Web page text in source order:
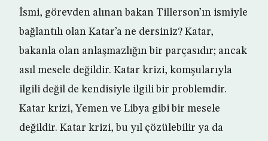
İsmi, görevden alınan bakan Tillerson’ın ismiyle
bağlantılı olan Katar’a ne dersiniz? Katar,
bakanla olan anlaşmazlığın bir parçasıdır; ancak
asıl mesele değildir. Katar krizi, komşularıyla
ilgili değil de kendisiyle ilgili bir problemdir.
Katar krizi, Yemen ve Libya gibi bir mesele
değildir. Katar krizi, bu yıl çözülebilir ya da